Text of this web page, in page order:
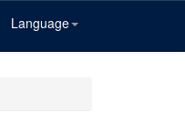
Language